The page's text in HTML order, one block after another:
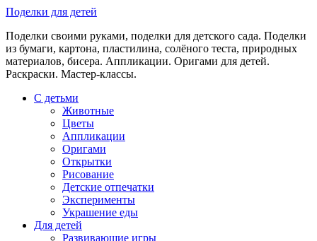
Skip
content
Поделки для детей
Поделки своими руками, поделки для детского сада. Поделки
из бумаги, картона, пластилина, солёного теста, природных
материалов, бисера. Аппликации. Оригами для детей.
Раскраски. Мастер-классы.
С детьми
Животные
Цветы
Аппликации
Оригами
Открытки
Рисование
Детские отпечатки
Эксперименты
Украшение еды
Для детей
Развивающие игры